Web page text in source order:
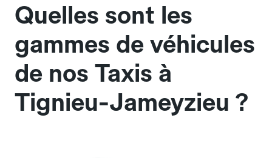
Quelles sont les
gammes de véhicules
de nos Taxis à
Tignieu-Jameyzieu ?